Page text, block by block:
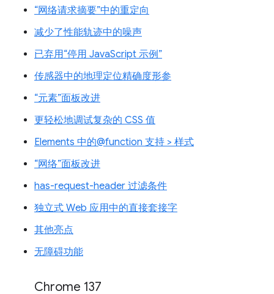
“网络请求摘要”中的重定向
减少了性能轨迹中的噪声
已弃用“停用 JavaScript 示例”
传感器中的地理定位精确度形参
“元素”面板改进
更轻松地调试复杂的 CSS 值
Elements 中的@function 支持 > 样式
“网络”面板改进
has-request-header 过滤条件
独立式 Web 应用中的直接套接字
其他亮点
无障碍功能
Chrome 137